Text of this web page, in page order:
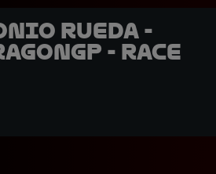
Rueda -
- Race